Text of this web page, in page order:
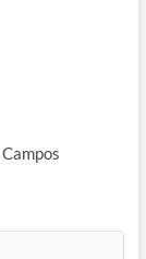
Campos